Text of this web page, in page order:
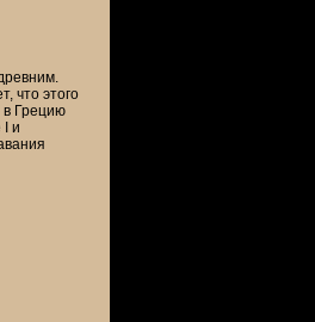
что этого
в Грецию
I и